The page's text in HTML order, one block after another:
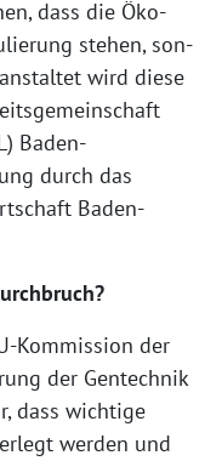
dass die Öko-
ste­hen, son­
wird die­se
Baden-
durch das
Baden-
Kommission der
der Gentechnik
dass wich­ti­ge
wer­den und